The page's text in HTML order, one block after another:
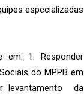
especializadas
em: 1. Responder
do MPPB em
levantamento da